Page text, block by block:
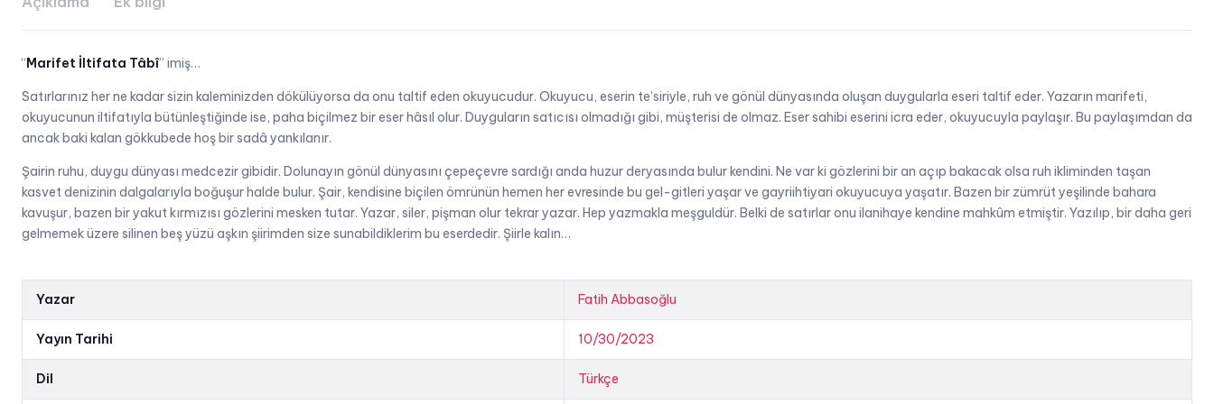
“Marifet İltifata Tâbî” imiş…
Satırlarınız her ne kadar sizin kaleminizden dökülüyorsa da onu taltif eden okuyucudur. Okuyucu, eserin te’siriyle, ruh ve gönül dünyasında oluşan duygularla eseri taltif eder. Yazarın marifeti,
okuyucunun iltifatıyla bütünleştiğinde ise, paha biçilmez bir eser hâsıl olur. Duyguların satıcısı olmadığı gibi, müşterisi de olmaz. Eser sahibi eserini icra eder, okuyucuyla paylaşır. Bu paylaşımdan da
ancak baki kalan gökkubede hoş bir sadâ yankılanır.
Şairin ruhu, duygu dünyası medcezir gibidir. Dolunayın gönül dünyasını çepeçevre sardığı anda huzur deryasında bulur kendini. Ne var ki gözlerini bir an açıp bakacak olsa ruh ikliminden taşan
kasvet denizinin dalgalarıyla boğuşur halde bulur. Şair, kendisine biçilen ömrünün hemen her evresinde bu gel-gitleri yaşar ve gayriihtiyari okuyucuya yaşatır. Bazen bir zümrüt yeşilinde bahara
kavuşur, bazen bir yakut kırmızısı gözlerini mesken tutar. Yazar, siler, pişman olur tekrar yazar. Hep yazmakla meşguldür. Belki de satırlar onu ilanihaye kendine mahkûm etmiştir. Yazılıp, bir daha geri
gelmemek üzere silinen beş yüzü aşkın şiirimden size sunabildiklerim bu eserdedir. Şiirle kalın…
Yazar Fatih Abbasoğlu
Yayın Tarihi 10/30/2023
Dil Türkçe